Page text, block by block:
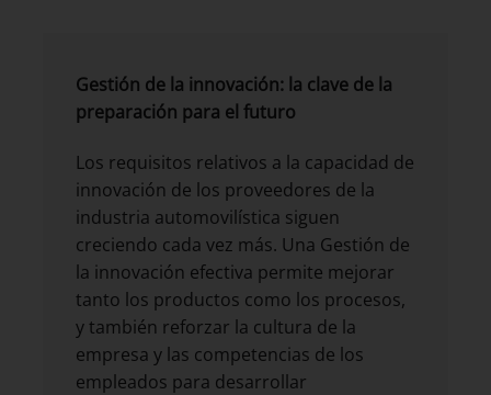
Gestión de la innovación: la clave de la
preparación para el futuro
Los requisitos relativos a la capacidad de
innovación de los proveedores de la
industria automovilística siguen
creciendo cada vez más. Una Gestión de
la innovación efectiva permite mejorar
tanto los productos como los procesos,
y también reforzar la cultura de la
empresa y las competencias de los
empleados para desarrollar